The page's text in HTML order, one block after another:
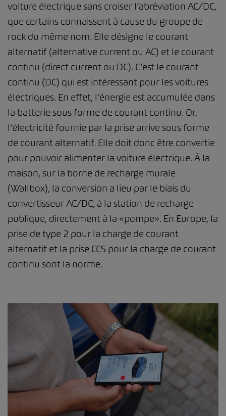
voiture électrique sans croiser l’abréviation AC/DC,
que certains connaissent à cause du groupe de
rock du même nom. Elle désigne le courant
alternatif (alternative current ou AC) et le courant
continu (direct current ou DC). C’est le courant
continu (DC) qui est intéressant pour les voitures
électriques. En effet, l’énergie est accumulée dans
la batterie sous forme de courant continu. Or,
l’électricité fournie par la prise arrive sous forme
de courant alternatif. Elle doit donc être convertie
pour pouvoir alimenter la voiture électrique. À la
maison, sur la borne de recharge murale
(Wallbox), la conversion a lieu par le biais du
convertisseur AC/DC; à la station de recharge
publique, directement à la «pompe». En Europe, la
prise de type 2 pour la charge de courant
alternatif et la prise CCS pour la charge de courant
continu sont la norme.